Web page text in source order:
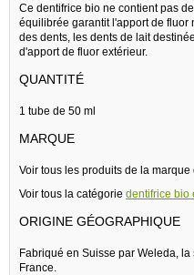
Ce dentifrice bio ne contient pas
équilibrée garantit l'apport de fluor
des dents, les dents de lait
d'apport de fluor extérieur.
QUANTITÉ
1 tube de 50 ml
MARQUE
Voir tous les produits de la
Voir tous la catégorie dentifrice bio
ORIGINE GÉOGRAPHIQUE
Fabriqué en Suisse par Weleda,
France.